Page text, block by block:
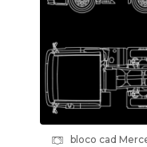
bloco cad